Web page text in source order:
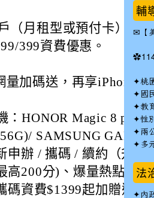
（月租型或預付卡）再
399資費優惠。
量加碼送，再享iPhone指
：HONOR Magic 8 pro/
SAMSUNG
申辦 / 攜碼 / 續約（升續
高200分)、爆量熱點分
碼資費$1399起加贈遠傳
輔
✉ 【
✿
✦桃
✦ 國
✦教
✦性
✦兩
✦ 多
法
✦ 內